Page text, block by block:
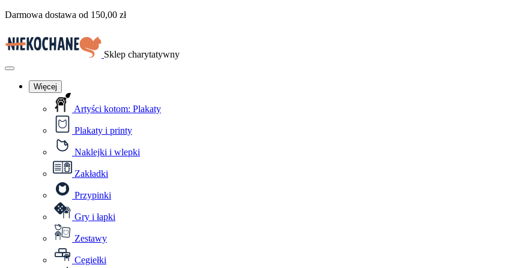
Przejdź
treści
Darmowa dostawa od 150,00 zł
Sklep charytatywny
Menu
Więcej
Artyści kotom: Plakaty
Plakaty i printy
Naklejki i wlepki
Zakładki
Przypinki
Gry i łapki
Zestawy
Cegiełki